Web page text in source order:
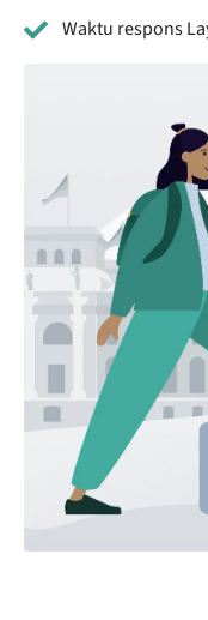
Waktu respons